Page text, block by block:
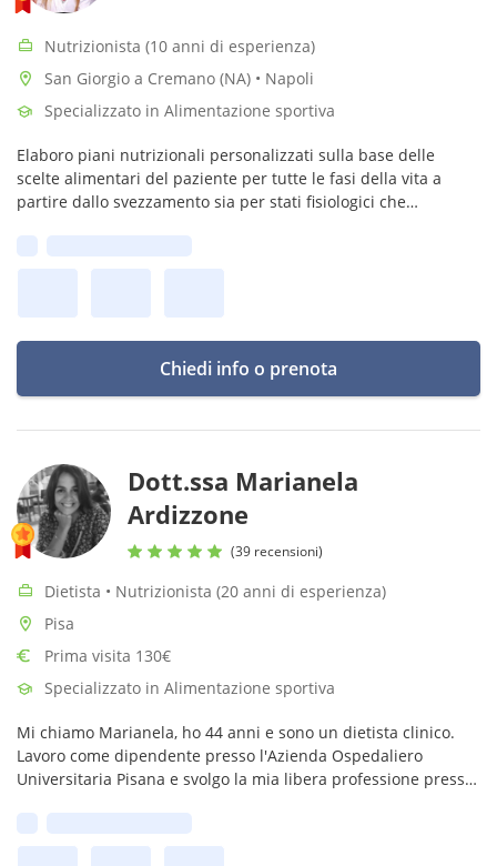
Nutrizionista (10 anni di esperienza)
San Giorgio a Cremano (NA) • Napoli
Specializzato in Alimentazione sportiva
Elaboro piani nutrizionali personalizzati sulla base delle
scelte alimentari del paziente per tutte le fasi della vita a
partire dallo svezzamento sia per stati fisiologici che
Chiedi info o prenota
Dott.ssa Marianela
Ardizzone
(39 recensioni)
Dietista • Nutrizionista (20 anni di esperienza)
Pisa
Prima visita 130€
Specializzato in Alimentazione sportiva
Mi chiamo Marianela, ho 44 anni e sono un dietista clinico.
Lavoro come dipendente presso l'Azienda Ospedaliero
Universitaria Pisana e svolgo la mia libera professione presso